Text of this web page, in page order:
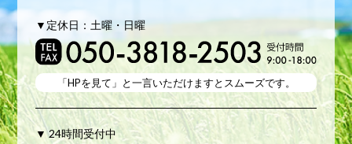
▼定休日：土曜・日曜
「HPを見て」と一言いただけますとスムーズです。
▼ 24時間受付中